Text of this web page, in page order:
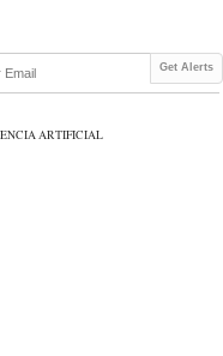
Get Alerts
ARTIFICIAL